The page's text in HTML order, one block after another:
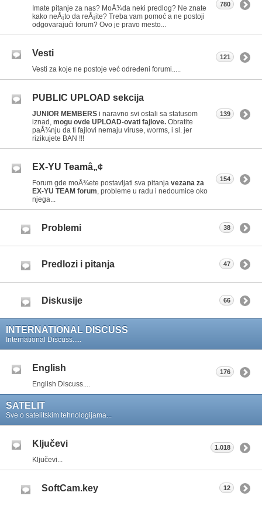
Imate pitanje za nas? MoÅ¾da neki predlog? Ne znate
kako neÅ¡to da reÅ¡ite? Treba vam pomoć a ne postoji
odgovarajući forum? Ovo je pravo mesto...
780
Vesti
Vesti za koje ne postoje već određeni forumi.....
121
PUBLIC UPLOAD sekcija
JUNIOR MEMBERS i naravno svi ostali sa statusom
iznad, mogu ovde UPLOAD-ovati fajlove. Obratite
paÅ¾nju da ti fajlovi nemaju viruse, worms, i sl. jer
rizikujete BAN !!!
139
EX-YU Teamâ„¢
Forum gde moÅ¾ete postavljati sva pitanja vezana za
EX-YU TEAM forum , probleme u radu i nedoumice oko
njega...
154
Problemi 38
Predlozi i pitanja 47
Diskusije 66
INTERNATIONAL DISCUSS
International Discuss.....
English
English Discuss....
176
SATELIT
Sve o satelitskim tehnologijama...
Ključevi
Ključevi...
1.018
SoftCam.key 12